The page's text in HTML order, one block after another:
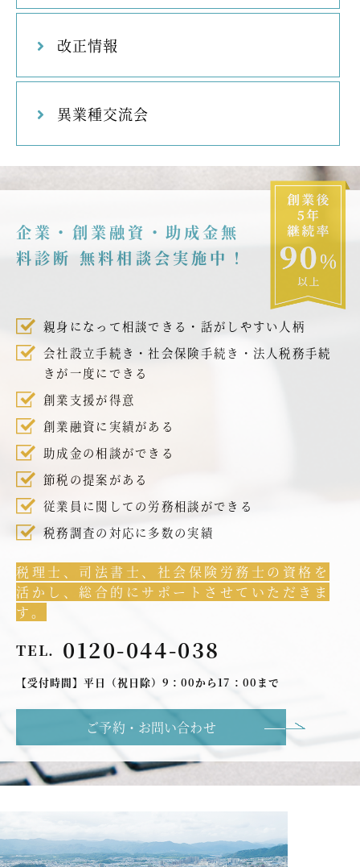
改正情報
異業種交流会
企業・創業融資・助成金無
料診断 無料相談会実施中！
親身になって相談できる・話がしやすい人柄
会社設立手続き・社会保険手続き・法人税務手続
きが一度にできる
創業支援が得意
創業融資に実績がある
助成金の相談ができる
節税の提案がある
従業員に関しての労務相談ができる
税務調査の対応に多数の実績
税理士、司法書士、社会保険労務士の資格を
活かし、総合的にサポートさせていただきま
す。
TEL. 0120-044-038
【受付時間】平日（祝日除）9：00から17：00まで
ご予約・お問い合わせ